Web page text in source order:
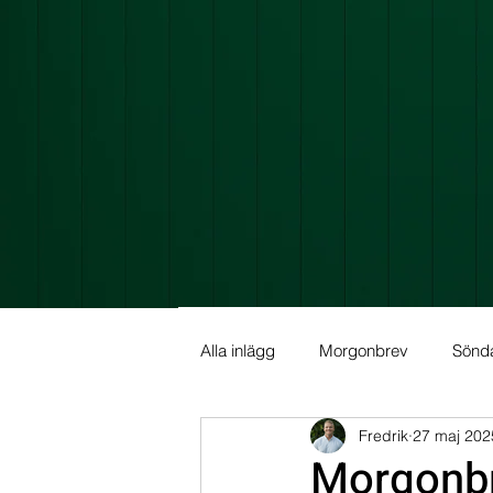
Alla inlägg Morgonbrev
Allmän info Fundamental
Fredrik 27 maj